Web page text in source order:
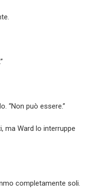
“Non può essere.”
ma Ward lo interruppe
completamente soli.